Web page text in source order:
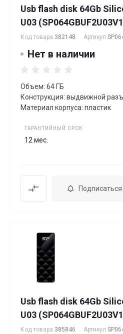
Usb flash disk 64Gb
U03
Код товара 382148 Артикул
Нет в наличии
Объем: 64 ГБ
Конструкция: выдвижной
Материал корпуса: пластик
ГАРАНТИЙНЫЙ СРОК
12 мес.
Подписаться
Usb flash disk 64Gb
U03
Код товара 385846 Артикул